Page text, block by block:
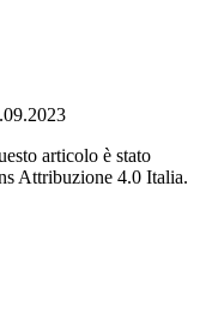
articolo è stato
Attribuzione 4.0 Italia.